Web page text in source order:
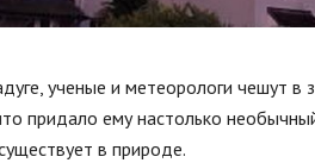
ученые и метеорологи чешут в
придало ему настолько
в природе.